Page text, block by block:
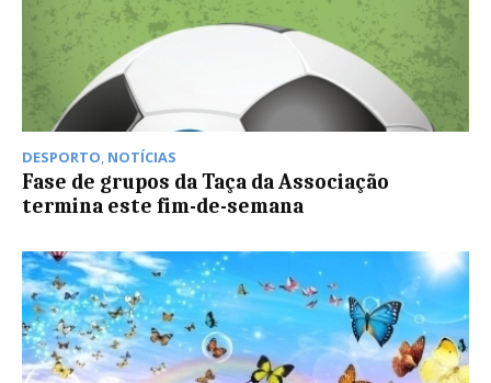
DESPORTO, NOTÍCIAS
Fase de grupos da Taça da Associação
termina este fim-de-semana